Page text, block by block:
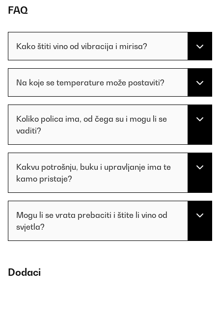
FAQ
Kako štiti vino od vibracija i mirisa?
Na koje se temperature može postaviti?
Koliko polica ima, od čega su i mogu li se
vaditi?
Kakvu potrošnju, buku i upravljanje ima te
kamo pristaje?
Mogu li se vrata prebaciti i štite li vino od
svjetla?
Dodaci